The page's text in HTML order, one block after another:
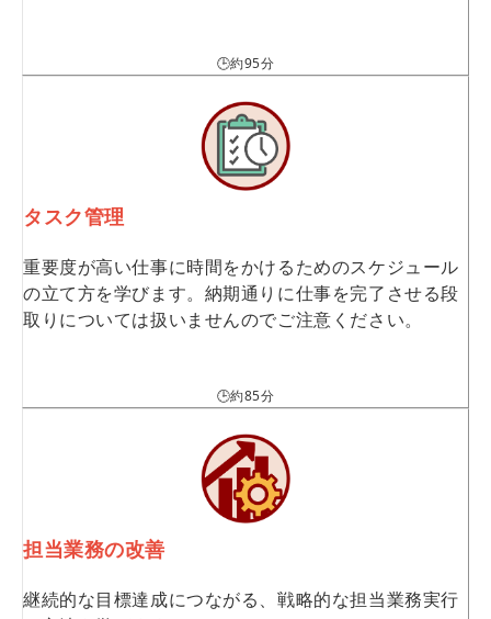
🕒約95分
タスク管理
重要度が高い仕事に時間をかけるためのスケジュール
の立て方を学びます。納期通りに仕事を完了させる段
取りについては扱いませんのでご注意ください。
🕒約85分
担当業務の改善
継続的な目標達成につながる、戦略的な担当業務実行